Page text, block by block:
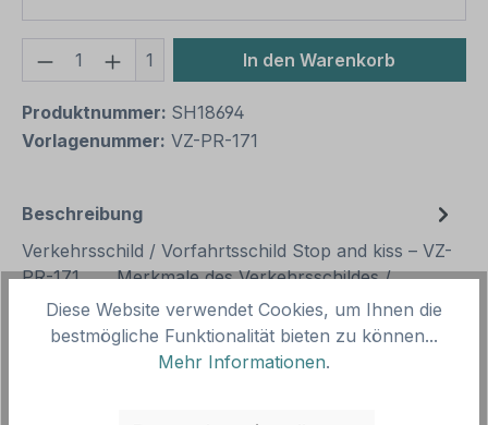
Produkt Anzahl: Gib den
1 In den Warenkorb
Produktnummer: SH18694
Vorlagenummer: VZ-PR-171
Beschreibung
Verkehrsschild / Vorfahrtsschild Stop and kiss – VZ-
PR-171. Merkmale des Verkehrsschildes /
Verkehrszeichens Stop and k…Mehr
Diese Website verwendet Cookies, um Ihnen die
bestmögliche Funktionalität bieten zu können...
Mehr Informationen.